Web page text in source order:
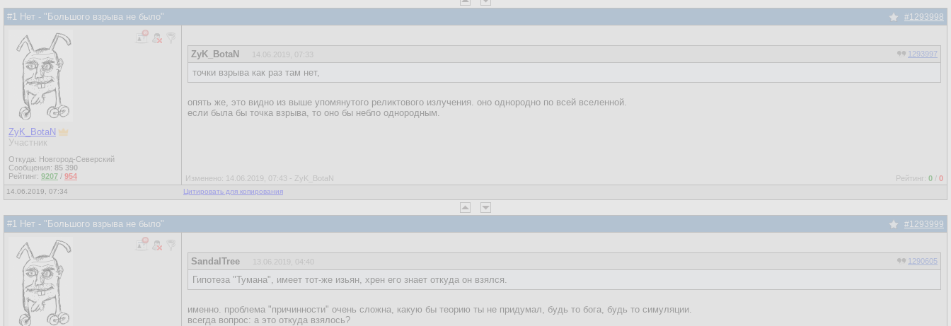
#1 Нет - "Большого взрыва не было" #1293998
ZyK_BotaN
Участник
Откуда: Новгород-Северский
Сообщения: 85 390
Рейтинг: 9207 / 954
ZyK_BotaN 14.06.2019, 07:33 1293997
точки взрыва как раз там нет,
опять же, это видно из выше упомянутого реликтового излучения. оно однородно по всей вселенной.
если была бы точка взрыва, то оно бы небло однородным.
Изменено: 14.06.2019, 07:43 - ZyK_BotaN Рейтинг: 0 / 0
14.06.2019, 07:34 Цитировать для копирования
#1 Нет - "Большого взрыва не было" #1293999
SandalTree 13.06.2019, 04:40 1290605
Гипотеза "Тумана", имеет тот-же изьян, хрен его знает откуда он взялся.
именно. проблема "причинности" очень сложна, какую бы теорию ты не придумал, будь то бога, будь то симуляции.
всегда вопрос: а это откуда взялось?